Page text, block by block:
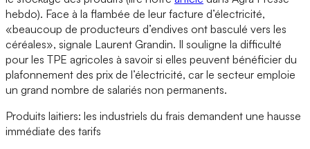
hebdo). Face à la flambée de leur facture d’électricité,
«beaucoup de producteurs d’endives ont basculé vers les
céréales», signale Laurent Grandin. Il souligne la difficulté
pour les TPE agricoles à savoir si elles peuvent bénéficier du
plafonnement des prix de l’électricité, car le secteur emploie
un grand nombre de salariés non permanents.
Produits laitiers: les industriels du frais demandent une hausse
immédiate des tarifs